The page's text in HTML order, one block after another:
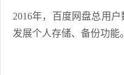
2016年，百度网盘总用
发展个人存储、备份功能。